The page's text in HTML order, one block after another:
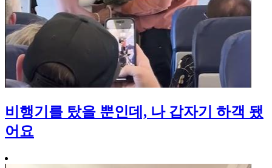
비행기를 탔을 뿐인데, 나 갑자기 하객 됐
어요